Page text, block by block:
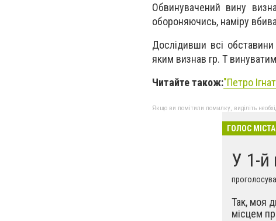
Обвинувачений вину
обороняючись, наміру
Дослідивши всі
яким визнав гр. Т
Читайте також:"Петро
Якщо ви помітили помилку, виділіть
ГОЛОС МІСТА
У 1-й
Так, моя
місцем